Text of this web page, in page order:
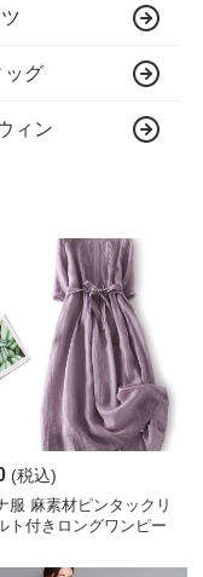
ッグ
ィン
(税込)
服 麻素材ピンタックリ
ト付きロングワンピー